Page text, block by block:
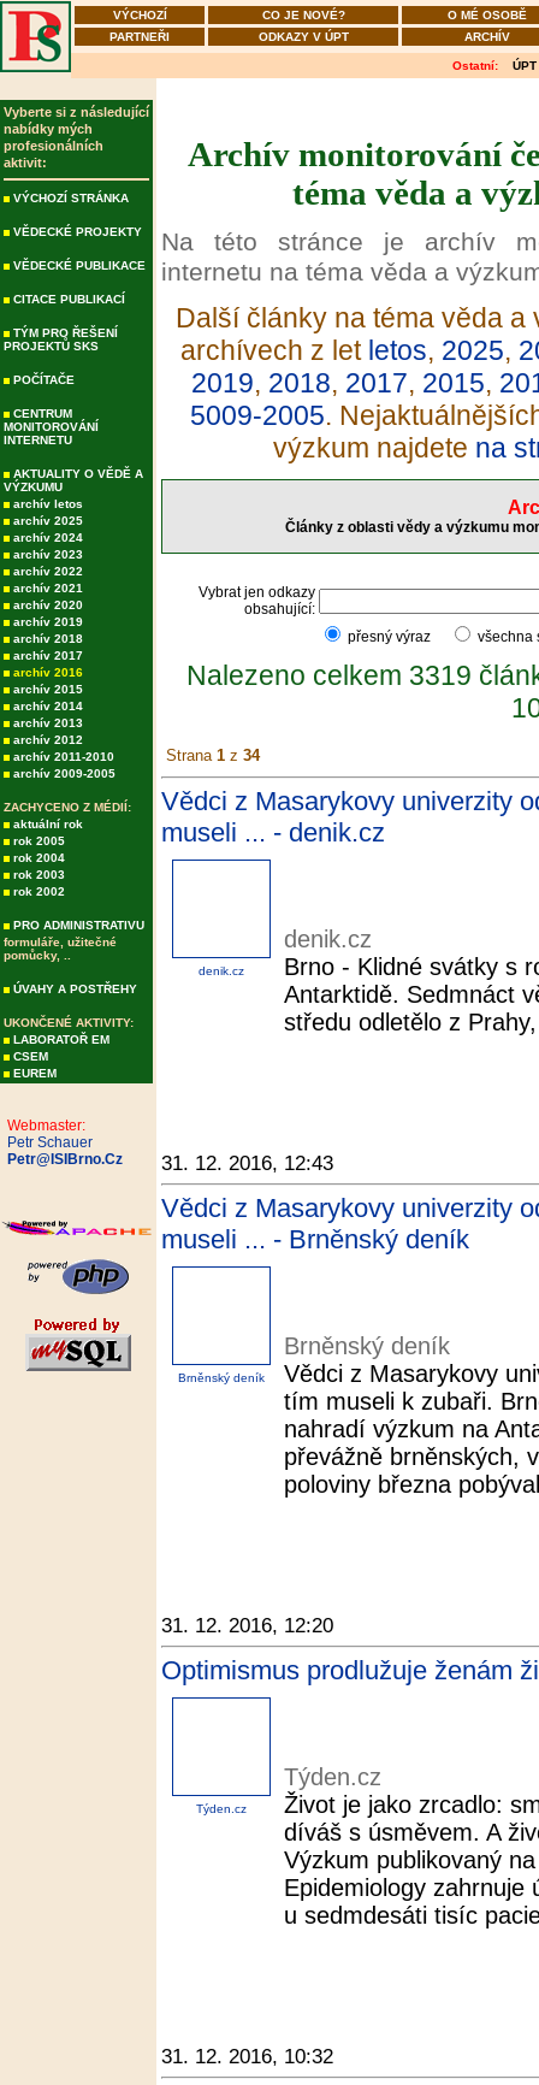
VÝCHOZÍ CO JE NOVÉ?
O MÉ OSOBĚ
PARTNEŘI
ODKAZY V ÚPT ARCHÍV
Ostatní: ÚPT
Vyberte si z následující
nabídky mých
profesionálních
aktivit:
VÝCHOZÍ STRÁNKA
VĚDECKÉ PROJEKTY
VĚDECKÉ PUBLIKACE
CITACE PUBLIKACÍ
TÝM PRO ŘEŠENÍ
PROJEKTŮ SKS
POČÍTAČE
CENTRUM
MONITOROVÁNÍ
INTERNETU
AKTUALITY O VĚDĚ A
VÝZKUMU
archív letos
archív 2025
archív 2024
archív 2023
archív 2022
archív 2021
archív 2020
archív 2019
archív 2018
archív 2017
archív 2016
archív 2015
archív 2014
archív 2013
archív 2012
archív 2011-2010
archív 2009-2005
ZACHYCENO Z MÉDIÍ:
aktuální rok
rok 2005
rok 2004
rok 2003
rok 2002
PRO ADMINISTRATIVU
formuláře, užitečné
pomůcky, ..
ÚVAHY A POSTŘEHY
UKONČENÉ AKTIVITY:
LABORATOŘ EM
CSEM
EUREM
Webmaster:
Petr Schauer
Petr@ISIBrno.Cz
Archív monitorování
téma věda a
Na této stránce je archív
internetu na téma věda a
Další články na téma věda
archívech z let letos, 2025,
2019, 2018, 2017, 2015,
5009-2005.
výzkum najdete na
Články z oblasti vědy a výzkumu
Vybrat jen odkazy
obsahující:
přesný výraz
Nalezeno celkem 3319
Strana 1 z 34
Vědci z Masarykovy univerzity
museli ... - denik.cz
denik.cz
denik.cz
Brno - Klidné svátky s
Antarktidě. Sedmnáct
středu odletělo z
31. 12. 2016, 12:43
Vědci z Masarykovy univerzity
museli ... - Brněnský deník
Brněnský deník
Brněnský deník
Vědci z Masarykovy
tím museli k zubaři.
nahradí výzkum na
převážně brněnských,
poloviny března
31. 12. 2016, 12:20
Optimismus prodlužuje ženám
Týden.cz
Týden.cz
Život je jako zrcadlo:
díváš s úsměvem. A
Výzkum publikovaný
Epidemiology zahrnuje
u sedmdesáti tisíc
31. 12. 2016, 10:32